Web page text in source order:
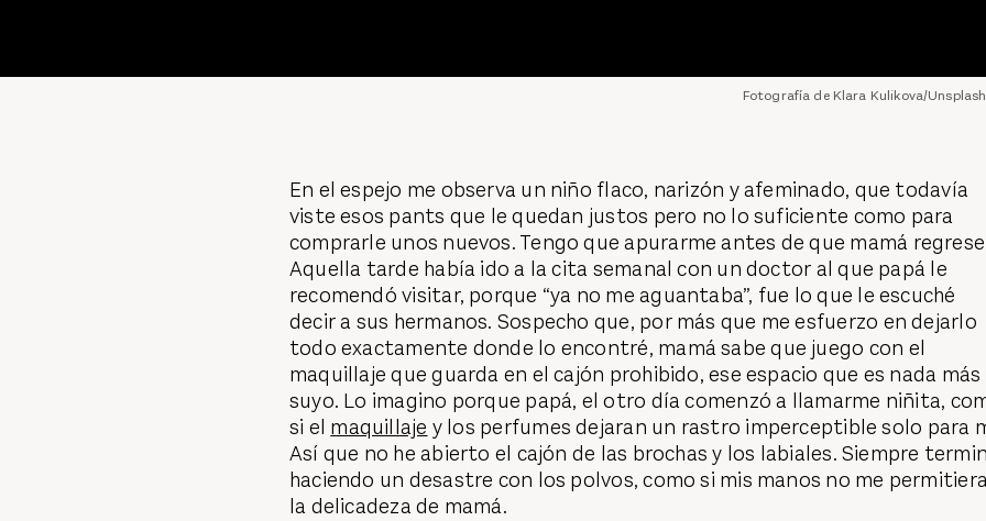
Fotografía de Klara Kulikova/
En el espejo me observa un niño flaco, narizón y afeminado, que todavía
viste esos pants que le quedan justos pero no lo suficiente como para
comprarle unos nuevos. Tengo que apurarme antes de que mamá
Aquella tarde había ido a la cita semanal con un doctor al que papá le
recomendó visitar, porque “ya no me aguantaba”, fue lo que le escuché
decir a sus hermanos. Sospecho que, por más que me esfuerzo en dejarlo
todo exactamente donde lo encontré, mamá sabe que juego con el
maquillaje que guarda en el cajón prohibido, ese espacio que es nada más
suyo. Lo imagino porque papá, el otro día comenzó a llamarme niñita,
si el maquillaje y los perfumes dejaran un rastro imperceptible solo para
Así que no he abierto el cajón de las brochas y los labiales. Siempre
haciendo un desastre con los polvos, como si mis manos no me
la delicadeza de mamá.